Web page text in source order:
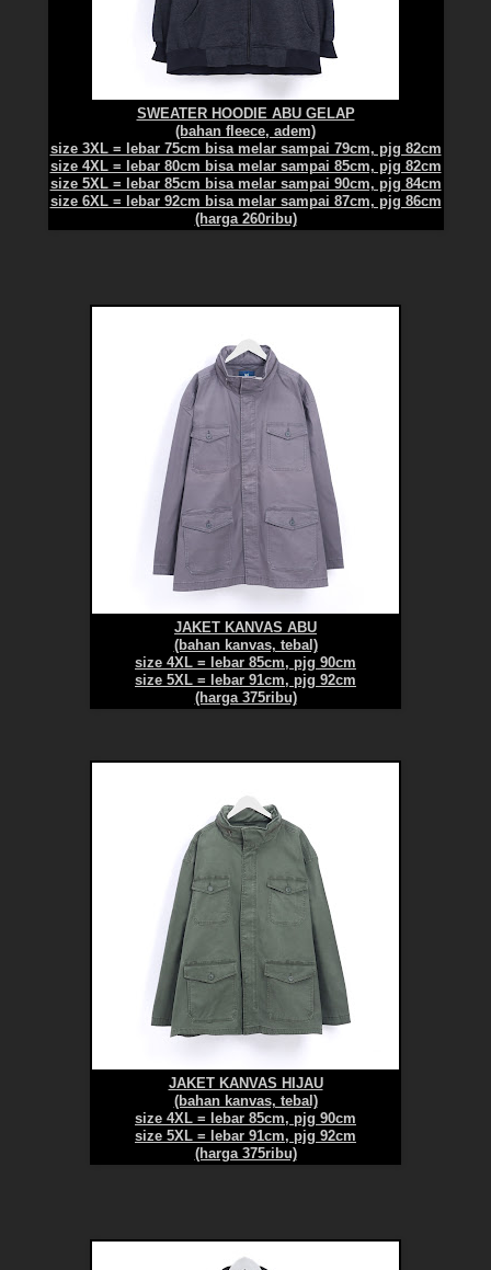
SWEATER HOODIE ABU GELAP
(bahan fleece, adem)
size 3XL = lebar 75cm bisa melar sampai 79cm, pjg 82cm
size 4XL = lebar 80cm bisa melar sampai 85cm, pjg 82cm
size 5XL = lebar 85cm bisa melar sampai 90cm, pjg 84cm
size 6XL = lebar 92cm bisa melar sampai 87cm, pjg 86cm
(harga 260ribu)
JAKET KANVAS ABU
(bahan kanvas, tebal)
size 4XL = lebar 85cm, pjg 90cm
size 5XL = lebar 91cm, pjg 92cm
(harga 375ribu)
JAKET KANVAS HIJAU
(bahan kanvas, tebal)
size 4XL = lebar 85cm, pjg 90cm
size 5XL = lebar 91cm, pjg 92cm
(harga 375ribu)